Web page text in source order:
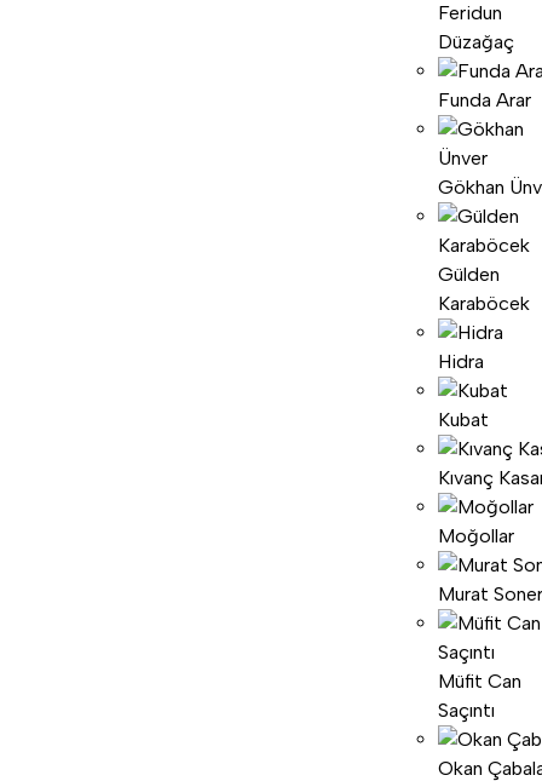
Feridun
Düzağaç
Funda Arar
Gökhan
Gülden
Karaböcek
Hidra
Kubat
Kıvanç
Moğollar
Murat Soner
Müfit Can
Saçıntı
Okan